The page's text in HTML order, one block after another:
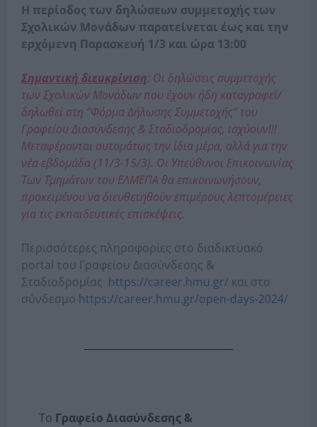
Η περίοδος των δηλώσεων συμμετοχής των
Σχολικών Μονάδων παρατείνεται έως και την
ερχόμενη Παρασκευή 1/3 και ώρα 13:00
Σημαντική διευκρίνιση: Οι δηλώσεις συμμετοχής
των Σχολικών Μονάδων που έχουν ήδη καταγραφεί/
δηλωθεί στη “Φόρμα Δήλωσης Συμμετοχής” του
Γραφείου Διασύνδεσης & Σταδιοδρομίας, ισχύουν!!!
Μεταφέρονται αυτομάτως την ίδια μέρα, αλλά για την
νέα εβδομάδα (11/3-15/3). Οι Υπεύθυνοι Επικοινωνίας
Των Τμημάτων του ΕΛΜΕΠΑ θα επικοινωνήσουν,
προκειμένου να διευθετηθούν επιμέρους λεπτομέρειες
για τις εκπαιδευτικές επισκέψεις.
Περισσότερες πληροφορίες στο διαδικτυακό
portal του Γραφείου Διασύνδεσης &
Σταδιοδρομίας https://career.hmu.gr/ και στο
σύνδεσμο https://career.hmu.gr/open-days-2024/
Το Γραφείο Διασύνδεσης &